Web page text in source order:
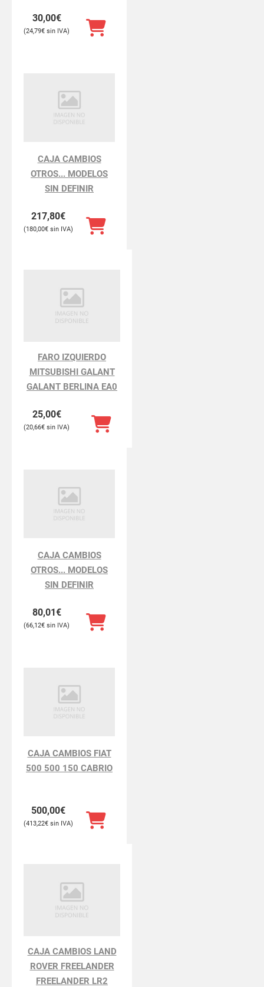
30,00€
24,79€
CAJA CAMBIOS
OTROS... MODELOS
SIN DEFINIR
217,80€
180,00€
FARO IZQUIERDO
MITSUBISHI GALANT
GALANT BERLINA EA0
25,00€
20,66€
CAJA CAMBIOS
OTROS... MODELOS
SIN DEFINIR
80,01€
66,12€
CAJA CAMBIOS FIAT
500 500 150 CABRIO
500,00€
413,22€
CAJA CAMBIOS LAND
ROVER FREELANDER
FREELANDER LR2